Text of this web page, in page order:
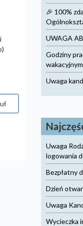
🎉 100%
UWAGA
Godziny
wakacyjnym
Uwaga
Uwaga
logowania
Bezpłatny
Dzień
Uwaga
Wycieczka